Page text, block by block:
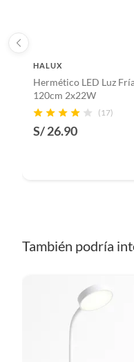
HALUX
Hermético LED Luz
120cm 2x22W
(17)
S/ 26.90
También podría